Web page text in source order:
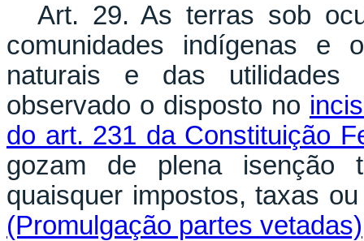
Art. 29. As terras sob
comunidades indígenas e
naturais e das utilidades
observado o disposto no
do art. 231 da Constituição
gozam de plena isenção
quaisquer impostos, taxas
(Promulgação partes vetadas)